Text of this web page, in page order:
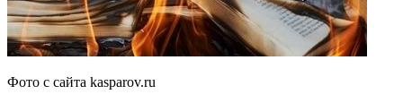
Фото с сайта kasparov.ru